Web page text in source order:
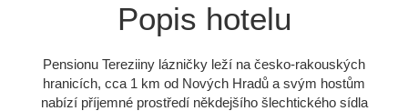
Popis hotelu
Pensionu Tereziiny lázničky leží na česko-rakouských
hranicích, cca 1 km od Nových Hradů a svým hostům
nabízí příjemné prostředí někdejšího šlechtického sídla